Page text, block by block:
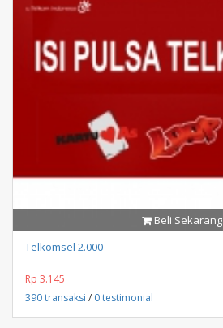
Beli Sekarang
Telkomsel 2.000
Rp 3.145
390 transaksi / 0 testimonial